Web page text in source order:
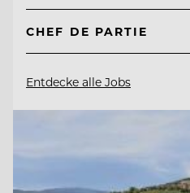
CHEF DE PARTIE
Entdecke alle Jobs